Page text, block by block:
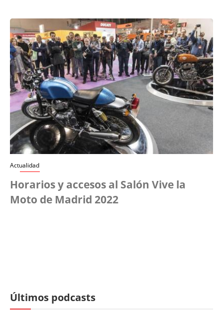
Actualidad
Horarios y accesos al Salón Vive la
Moto de Madrid 2022
Últimos podcasts